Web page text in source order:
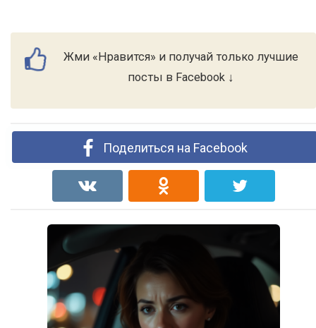
Жми «Нравится» и получай только лучшие
посты в Facebook ↓
Поделиться на Facebook